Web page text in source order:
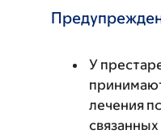
У
лечения